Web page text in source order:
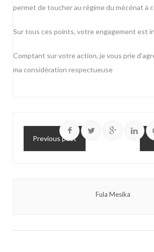
permet de toucher au régime du mécénat à
Sur tous ces points, votre engagement est
Comptant sur votre action, je vous prie
ma considération respectueuse
Previous post
Fula Mesika